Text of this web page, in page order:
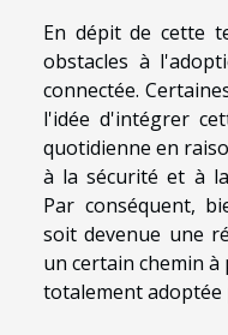
En dépit de cette
obstacles à
connectée.
l'idée d'intégrer
quotidienne en
à la sécurité et à
Par conséquent,
soit devenue une
un certain chemin
totalement adoptée